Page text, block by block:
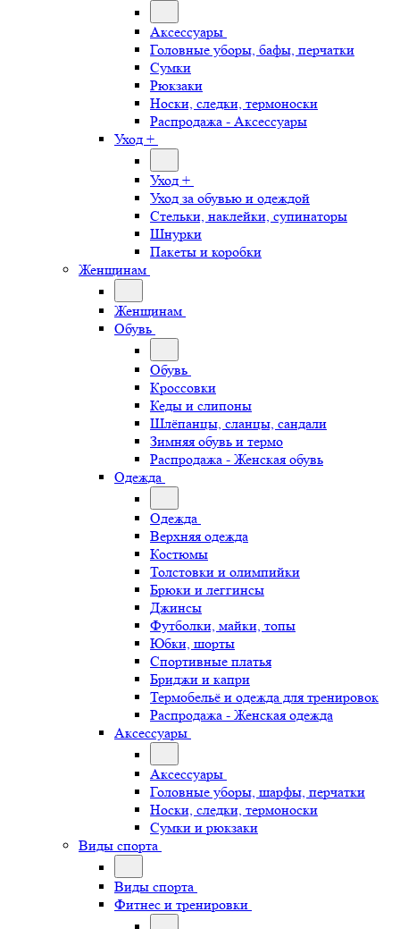
Аксессуары
Головные уборы, бафы, перчатки
Сумки
Рюкзаки
Носки, следки, термоноски
Распродажа - Аксессуары
Уход +
Уход +
Уход за обувью и одеждой
Стельки, наклейки, супинаторы
Шнурки
Пакеты и коробки
Женщинам
Женщинам
Обувь
Обувь
Кроссовки
Кеды и слипоны
Шлёпанцы, сланцы, сандали
Зимняя обувь и термо
Распродажа - Женская обувь
Одежда
Одежда
Верхняя одежда
Костюмы
Толстовки и олимпийки
Брюки и леггинсы
Джинсы
Футболки, майки, топы
Юбки, шорты
Спортивные платья
Бриджи и капри
Термобельё и одежда для тренировок
Распродажа - Женская одежда
Аксессуары
Аксессуары
Головные уборы, шарфы, перчатки
Носки, следки, термоноски
Сумки и рюкзаки
Виды спорта
Виды спорта
Фитнес и тренировки